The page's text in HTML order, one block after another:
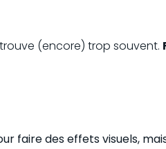
(encore) trop souvent.
faire des effets visuels,